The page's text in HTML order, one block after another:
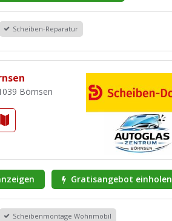
Scheiben-Reparatur
Börnsen
Gratisangebot einholen
Scheibenmontage Wohnmobil